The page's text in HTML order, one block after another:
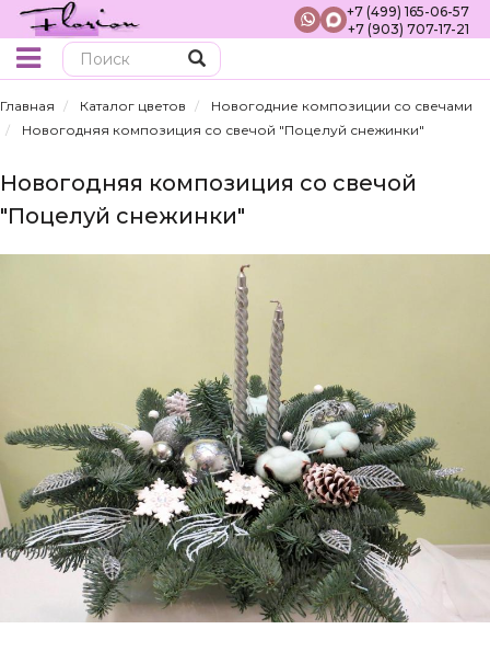
+7 (499) 165-06-57
+7 (903) 707-17-21
Главная Каталог цветов
Новогодние композиции со свечами
Новогодняя композиция со свечой "Поцелуй снежинки"
Новогодняя композиция со свечой
"Поцелуй снежинки"